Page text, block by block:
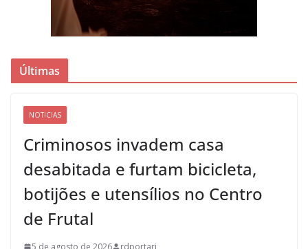
Últimas
NOTICIAS
Criminosos invadem casa
desabitada e furtam bicicleta,
botijões e utensílios no Centro
de Frutal